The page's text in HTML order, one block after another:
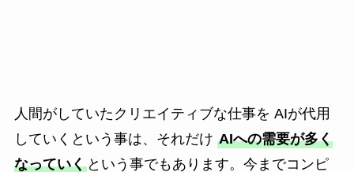
人間がしていたクリエイティブな仕事を AIが代用
していくという事は、それだけ AIへの需要が多く
なっていくという事でもあります。今までコンピ